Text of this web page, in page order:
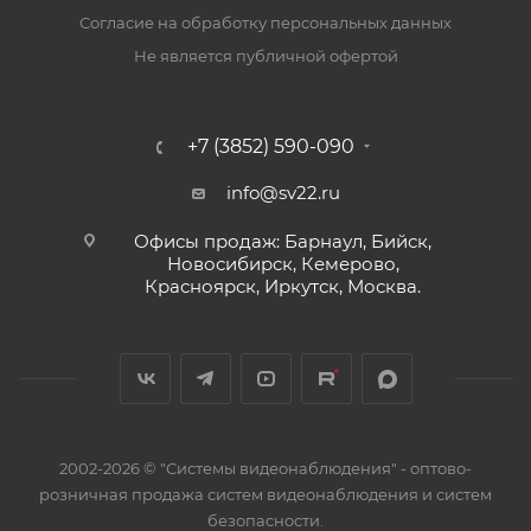
Характеристики:
Тип выходов: нормально замкнутые или нормально
разомкнутые (переключается перемычкой)
Напряжение в цепи нагрузки: не более 36 В
Выходной ток: не более 30 мА по каждому выходу
Напряжение питания: от 10 В до 15 В
Диапазон рабочих температур: от -20 до +50 С
Согласие на обработку персональных данных
Не является публичной офертой
+7 (3852) 590-090
info@sv22.ru
Офисы продаж: Барнаул, Бийск,
Новосибирск, Кемерово,
Красноярск, Иркутск, Москва.
2002-2026 © "Системы видеонаблюдения" - оптово-
розничная продажа систем видеонаблюдения и систем
безопасности.